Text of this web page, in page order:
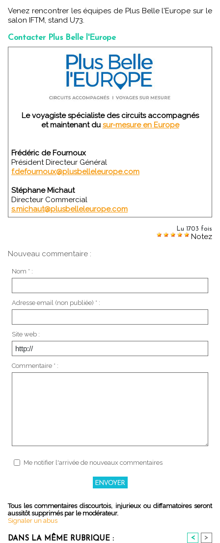
Venez rencontrer les équipes de Plus Belle l'Europe sur le
salon IFTM, stand U73.
Contacter Plus Belle l'Europe
Le voyagiste spécialiste des circuits accompagnés
et maintenant du sur-mesure en Europe
Frédéric de Fournoux
Président Directeur Général
f.defournoux@plusbelleleurope.com
Stéphane Michaut
Directeur Commercial
s.michaut@plusbelleleurope.com
Lu 1703 fois
Notez
Nouveau commentaire :
Nom * :
Adresse email (non publiée) * :
Site web :
Commentaire * :
Me notifier l'arrivée de nouveaux commentaires
Tous les commentaires discourtois, injurieux ou diffamatoires seront
aussitôt supprimés par le modérateur.
Signaler un abus
DANS LA MÊME RUBRIQUE : < >